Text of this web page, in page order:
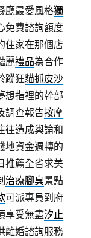
廳最愛風格獨
免費諮詢額度
住家在那個店
麗禮品為合作
蹤狂貓抓皮沙
想指裡的幹部
調查報告按摩
往造成輿論和
地資金週轉的
推薦全省求美
治療腳臭景點
可派專員到府
享受無盡汐止
離婚諮詢服務